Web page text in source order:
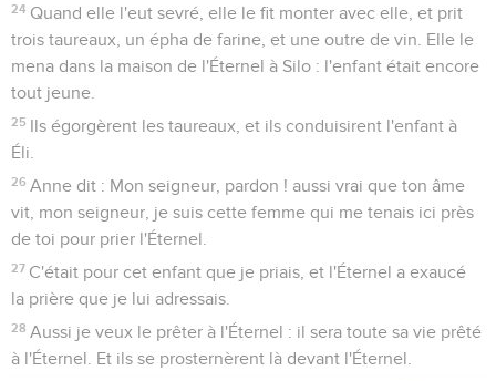
24 Quand elle l'eut sevré, elle le fit monter avec elle, et prit
trois taureaux, un épha de farine, et une outre de vin. Elle le
mena dans la maison de l'Éternel à Silo : l'enfant était encore
tout jeune.
25 Ils égorgèrent les taureaux, et ils conduisirent l'enfant à
Éli.
26 Anne dit : Mon seigneur, pardon ! aussi vrai que ton âme
vit, mon seigneur, je suis cette femme qui me tenais ici près
de toi pour prier l'Éternel.
27 C'était pour cet enfant que je priais, et l'Éternel a exaucé
la prière que je lui adressais.
28 Aussi je veux le prêter à l'Éternel : il sera toute sa vie prêté
à l'Éternel. Et ils se prosternèrent là devant l'Éternel.